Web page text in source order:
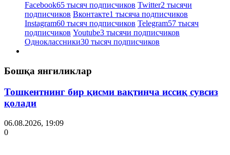
Facebook65 тысяч подписчиков Twitter2 тысячи
подписчиков Вконтакте1 тысяча подписчиков
Instagram60 тысяч подписчиков Telegram57 тысяч
подписчиков Youtube3 тысячи подписчиков
Одноклассники30 тысяч подписчиков
Бошқа янгиликлар
Тошкентнинг бир қисми вақтинча иссиқ сувсиз
қолади
06.08.2026, 19:09
0